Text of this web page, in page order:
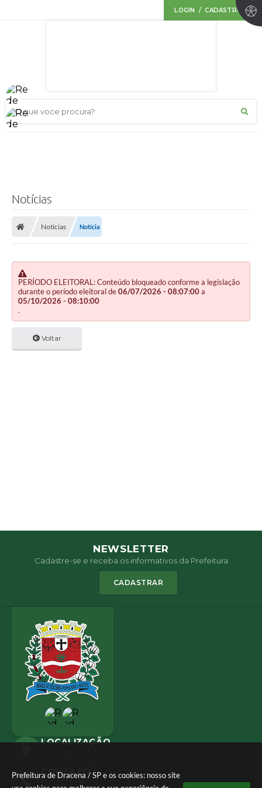
Prefeitura de Dracena / SP e os cookies: nosso site
LOGIN / CADASTRO
O que voce procura?
Notícias
Notícias Notícia
PERÍODO ELEITORAL: Conteúdo bloqueado conforme a legislação
durante o período eleitoral de06/07/2026 - 08:07:00a
05/10/2026 - 08:10:00
.
Voltar
NEWSLETTER
Cadastre-se e receba os informativos da Prefeitura
CADASTRAR
LOCALIZAÇÃO
CONTATO